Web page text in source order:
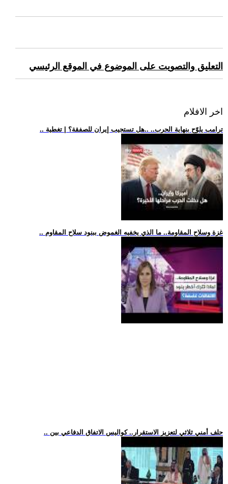
التعليق والتصويت على الموضوع في الموقع الرئيسي
اخر الافلام
.. ترامب يلوّح بنهاية الحرب.. ..هل تستجيب إيران للصفقة؟ | تغطية
.. غزة وسلاح المقاومة.. ما الذي يخفيه الغموض ببنود سلاح المقاوم
.. حلف أمني ثلاثي لتعزيز الاستقرار.. كواليس الاتفاق الدفاعي بين